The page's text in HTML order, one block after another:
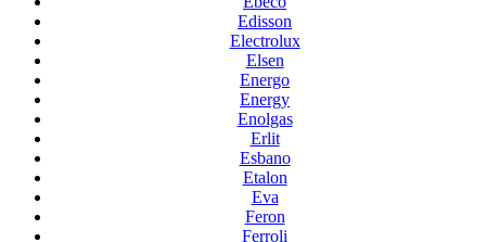
Edisson
Electrolux
Elsen
Energo
Energy
Enolgas
Erlit
Esbano
Etalon
Eva
Feron
Ferroli